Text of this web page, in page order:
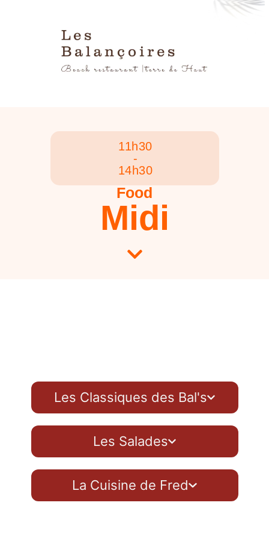
11h30
-
14h30
Food
Midi
Les Classiques des Bal's
Les Salades
La Cuisine de Fred